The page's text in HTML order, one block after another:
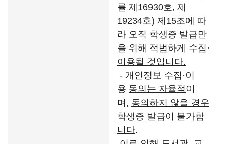
률 제16930호, 제
19234호) 제15조에 따
라 오직 학생증 발급만
을 위해 적법하게 수집 ·
이용될 것입니다.
- 개인정보 수집·이
용 동의는 자율적이
며, 동의하지 않을 경우
학생증 발급이 불가합
니다.